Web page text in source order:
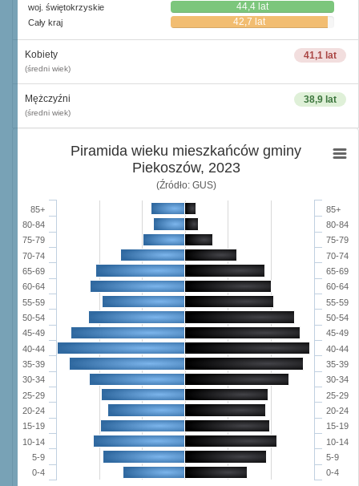
woj. świętokrzyskie 44,4 lat
Cały kraj 42,7 lat
41,1 lat
Kobiety
(średni wiek)
38,9 lat
Mężczyźni
(średni wiek)
Piramida wieku mieszkańców gminy
Piekoszów, 2023
(Źródło: GUS)
0-4
5-9
10-14
15-19
20-24
25-29
30-34
35-39
40-44
45-49
50-54
55-59
60-64
65-69
70-74
75-79
80-84
85+
0-4
5-9
10-14
15-19
20-24
25-29
30-34
35-39
40-44
45-49
50-54
55-59
60-64
65-69
70-74
75-79
80-84
85+